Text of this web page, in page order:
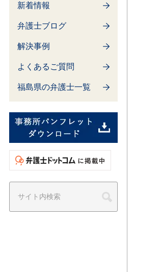
新着情報
弁護士ブログ
解決事例
よくあるご質問
福島県の弁護士一覧